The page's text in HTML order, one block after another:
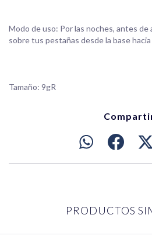
Modo de uso: Por las noches, antes de
sobre tus pestañas desde la base
Tamaño: 9gR
PRODUCTOS